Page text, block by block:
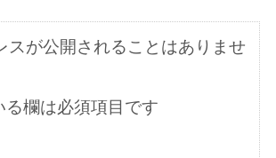
スが公開されることはありませ
欄は必須項目です